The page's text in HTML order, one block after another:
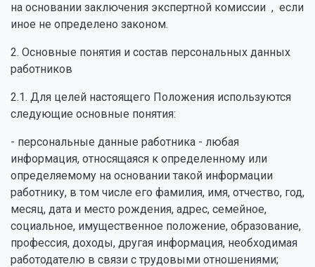
на основании заключения экспертной комиссии , если
иное не определено законом.
2. Основные понятия и состав персональных данных
работников
2.1. Для целей настоящего Положения используются
следующие основные понятия:
- персональные данные работника - любая
информация, относящаяся к определенному или
определяемому на основании такой информации
работнику, в том числе его фамилия, имя, отчество, год,
месяц, дата и место рождения, адрес, семейное,
социальное, имущественное положение, образование,
профессия, доходы, другая информация, необходимая
работодателю в связи с трудовыми отношениями;